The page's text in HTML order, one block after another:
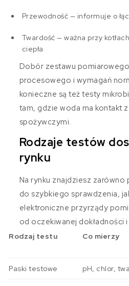
Przewodność — informuje o
Twardość — ważna przy
ciepła
Dobór zestawu
procesowego i wymagań
konieczne są też testy
tam, gdzie woda ma kontakt
spożywczymi.
Rodzaje testów
rynku
Na rynku znajdziesz
do szybkiego sprawdzenia,
elektroniczne przyrządy
od oczekiwanej dokładności
Rodzaj testu Co mierzy
Paski testowe
pH, chlor,